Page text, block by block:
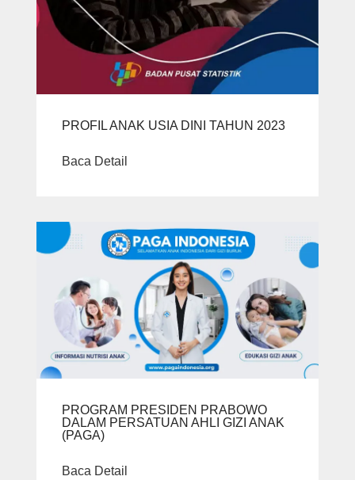
PROFIL ANAK USIA DINI TAHUN 2023
Baca Detail
PROGRAM PRESIDEN PRABOWO
DALAM PERSATUAN AHLI GIZI ANAK
(PAGA)
Baca Detail